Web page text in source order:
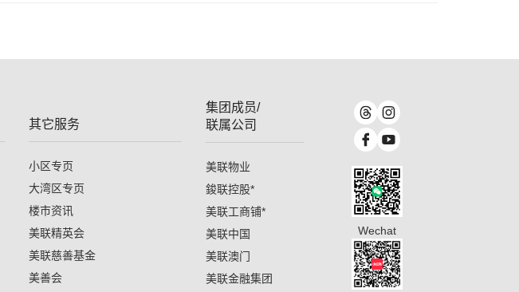
其它服务
小区专页
大湾区专页
楼市资讯
美联精英会
美联慈善基金
美善会
集团成员/
联属公司
美联物业
鋑联控股*
美联工商铺*
美联中国
美联澳门
美联金融集团
Wechat